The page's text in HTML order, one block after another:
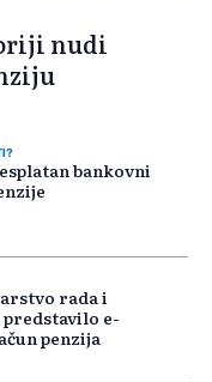
nudi
bankovni
rada i
e-
penzija